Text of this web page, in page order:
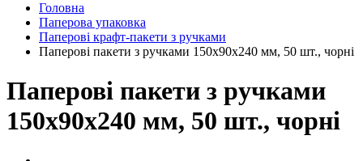
Головна
Паперова упаковка
Паперові крафт-пакети з ручками
Паперові пакети з ручками 150x90x240 мм, 50 шт., чорні
Паперові пакети з ручками
150x90x240 мм, 50 шт., чорні